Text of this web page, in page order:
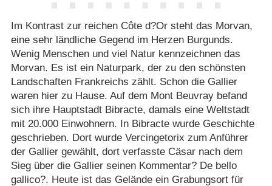
Im Kontrast zur reichen Côte d?Or steht das Morvan,
eine sehr ländliche Gegend im Herzen Burgunds.
Wenig Menschen und viel Natur kennzeichnen das
Morvan. Es ist ein Naturpark, der zu den schönsten
Landschaften Frankreichs zählt. Schon die Gallier
waren hier zu Hause. Auf dem Mont Beuvray befand
sich ihre Hauptstadt Bibracte, damals eine Weltstadt
mit 20.000 Einwohnern. In Bibracte wurde Geschichte
geschrieben. Dort wurde Vercingetorix zum Anführer
der Gallier gewählt, dort verfasste Cäsar nach dem
Sieg über die Gallier seinen Kommentar? De bello
gallico?. Heute ist das Gelände ein Grabungsort für